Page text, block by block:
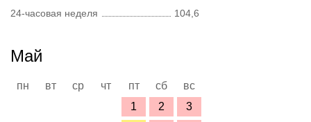
24-часовая неделя
104,6
Май
пн вт ср чт пт сб
вс
1
2
3